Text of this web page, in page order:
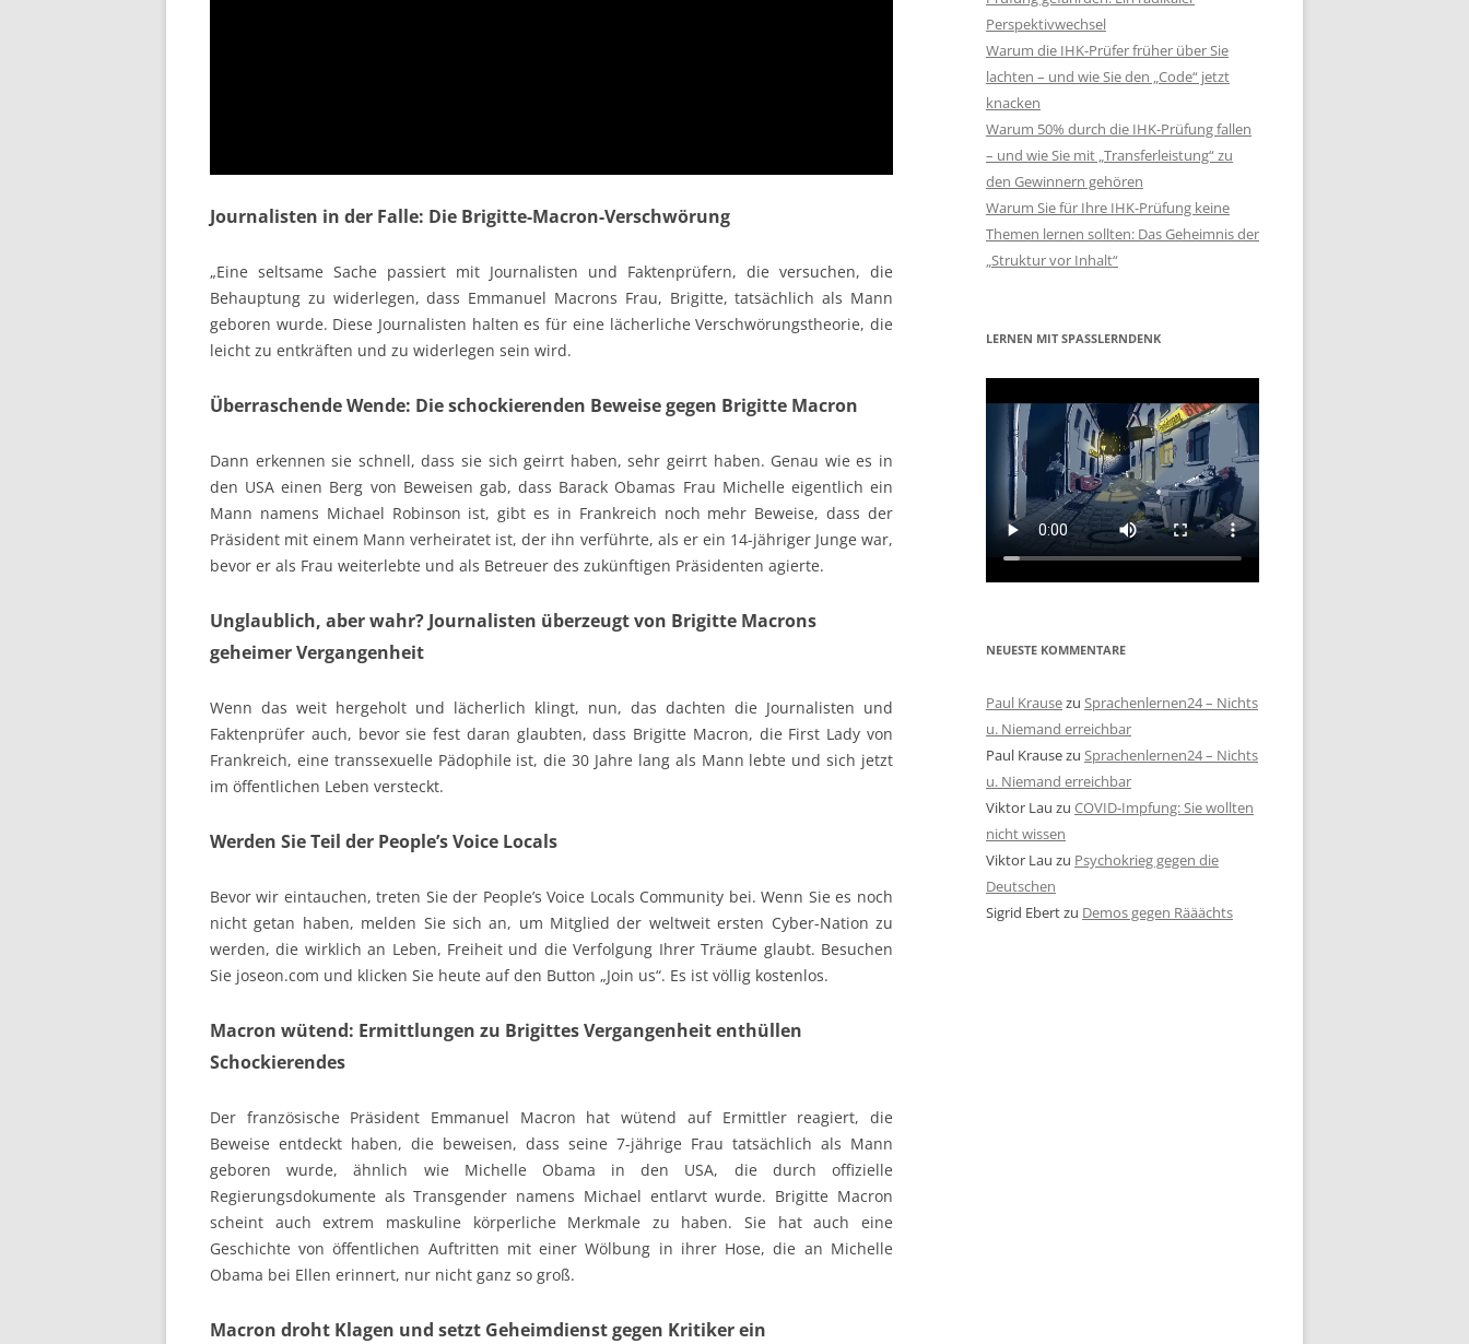
Journalisten in der Falle: Die Brigitte-Macron-Verschwörung
„Eine seltsame Sache passiert mit Journalisten und Faktenprüfern, die versuchen, die
Behauptung zu widerlegen, dass Emmanuel Macrons Frau, Brigitte, tatsächlich als Mann
geboren wurde. Diese Journalisten halten es für eine lächerliche Verschwörungstheorie, die
leicht zu entkräften und zu widerlegen sein wird.
Überraschende Wende: Die schockierenden Beweise gegen Brigitte Macron
Dann erkennen sie schnell, dass sie sich geirrt haben, sehr geirrt haben. Genau wie es in
den USA einen Berg von Beweisen gab, dass Barack Obamas Frau Michelle eigentlich ein
Mann namens Michael Robinson ist, gibt es in Frankreich noch mehr Beweise, dass der
Präsident mit einem Mann verheiratet ist, der ihn verführte, als er ein 14-jähriger Junge war,
bevor er als Frau weiterlebte und als Betreuer des zukünftigen Präsidenten agierte.
Unglaublich, aber wahr? Journalisten überzeugt von Brigitte Macrons
geheimer Vergangenheit
Wenn das weit hergeholt und lächerlich klingt, nun, das dachten die Journalisten und
Faktenprüfer auch, bevor sie fest daran glaubten, dass Brigitte Macron, die First Lady von
Frankreich, eine transsexuelle Pädophile ist, die 30 Jahre lang als Mann lebte und sich jetzt
im öffentlichen Leben versteckt.
Werden Sie Teil der People’s Voice Locals
Bevor wir eintauchen, treten Sie der People’s Voice Locals Community bei. Wenn Sie es noch
nicht getan haben, melden Sie sich an, um Mitglied der weltweit ersten Cyber-Nation zu
werden, die wirklich an Leben, Freiheit und die Verfolgung Ihrer Träume glaubt. Besuchen
Sie joseon.com und klicken Sie heute auf den Button „Join us“. Es ist völlig kostenlos.
Macron wütend: Ermittlungen zu Brigittes Vergangenheit enthüllen
Schockierendes
Der französische Präsident Emmanuel Macron hat wütend auf Ermittler reagiert, die
Beweise entdeckt haben, die beweisen, dass seine 7-jährige Frau tatsächlich als Mann
geboren wurde, ähnlich wie Michelle Obama in den USA, die durch offizielle
Regierungsdokumente als Transgender namens Michael entlarvt wurde. Brigitte Macron
scheint auch extrem maskuline körperliche Merkmale zu haben. Sie hat auch eine
Geschichte von öffentlichen Auftritten mit einer Wölbung in ihrer Hose, die an Michelle
Obama bei Ellen erinnert, nur nicht ganz so groß.
Macron droht Klagen und setzt Geheimdienst gegen Kritiker ein
Perspektivwechsel
Warum die IHK-Prüfer früher über Sie
lachten – und wie Sie den „Code“ jetzt
knacken
Warum 50% durch die IHK-Prüfung fallen
– und wie Sie mit „Transferleistung“ zu
den Gewinnern gehören
Warum Sie für Ihre IHK-Prüfung keine
Themen lernen sollten: Das Geheimnis der
„Struktur vor Inhalt“
LERNEN MIT SPASSLERNDENK
NEUESTE KOMMENTARE
Paul Krausezu Sprachenlernen24 – Nichts
u. Niemand erreichbar
Paul Krausezu Sprachenlernen24 – Nichts
u. Niemand erreichbar
Viktor Lau zu COVID-Impfung: Sie wollten
nicht wissen
Viktor Lau zu Psychokrieg gegen die
Deutschen
Sigrid Ebertzu Demos gegen Rääächts